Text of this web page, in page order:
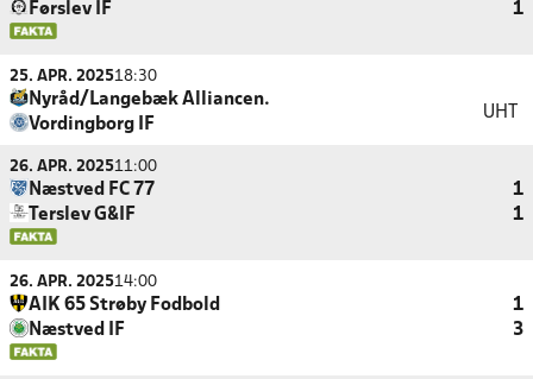
Førslev IF
1
25. APR. 202518:30
Nyråd/Langebæk Alliancen.
Vordingborg IF
UHT
26. APR. 202511:00
Næstved FC 77
1
Terslev G&IF
1
26. APR. 202514:00
AIK 65 Strøby Fodbold
1
Næstved IF
3